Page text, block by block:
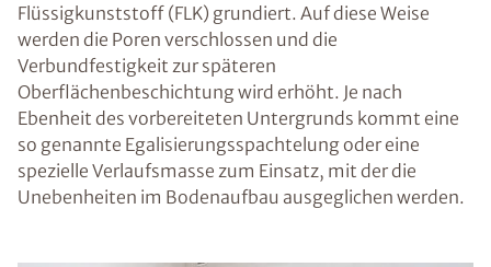
Flüssigkunststoff (FLK) grundiert. Auf diese Weise
werden die Poren verschlossen und die
Verbundfestigkeit zur späteren
Oberflächenbeschichtung wird erhöht. Je nach
Ebenheit des vorbereiteten Untergrunds kommt eine
so genannte Egalisierungsspachtelung oder eine
spezielle Verlaufsmasse zum Einsatz, mit der die
Unebenheiten im Bodenaufbau ausgeglichen werden.